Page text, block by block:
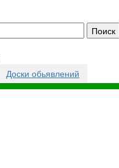
Доски обьявлений